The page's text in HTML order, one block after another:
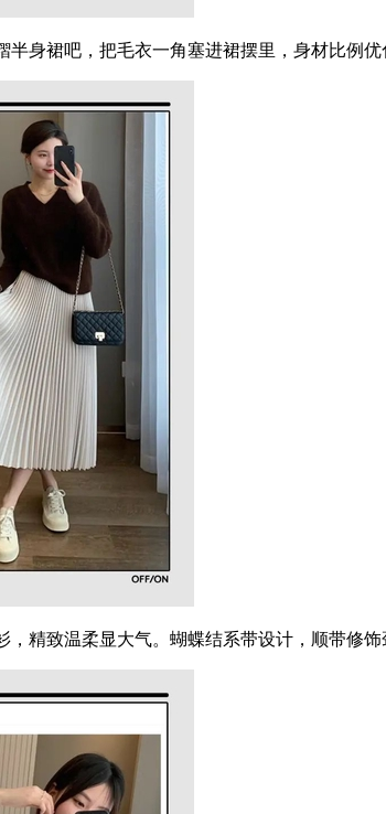
裙吧，把毛衣一角塞进裙摆里，身材比例优
致温柔显大气。蝴蝶结系带设计，顺带修饰